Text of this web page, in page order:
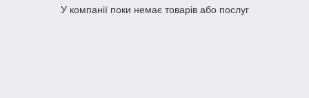
У компанії поки немає товарів або послуг